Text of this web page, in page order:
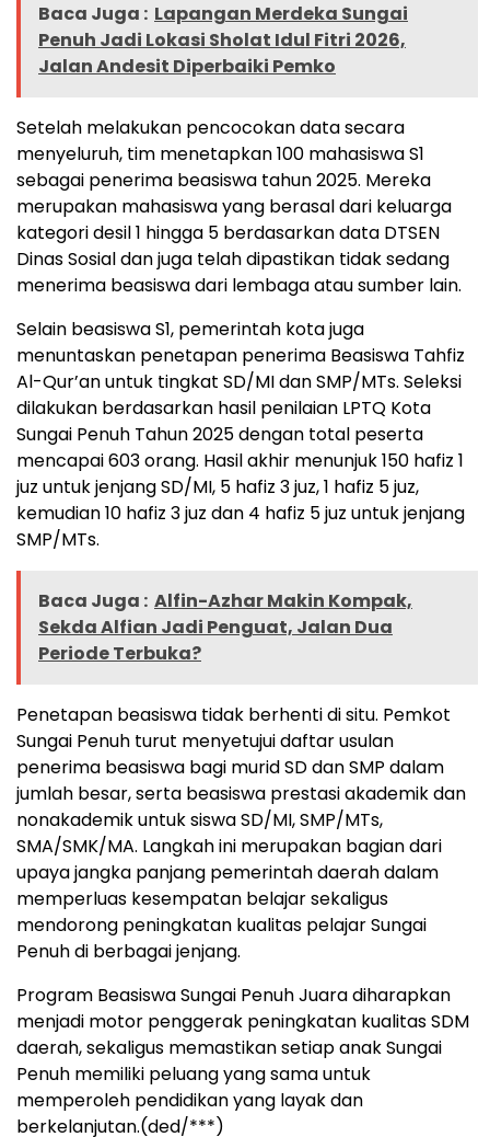
Baca Juga : Lapangan Merdeka Sungai
Penuh Jadi Lokasi Sholat Idul Fitri 2026,
Jalan Andesit Diperbaiki Pemko
Setelah melakukan pencocokan data secara
menyeluruh, tim menetapkan 100 mahasiswa S1
sebagai penerima beasiswa tahun 2025. Mereka
merupakan mahasiswa yang berasal dari keluarga
kategori desil 1 hingga 5 berdasarkan data DTSEN
Dinas Sosial dan juga telah dipastikan tidak sedang
menerima beasiswa dari lembaga atau sumber lain.
Selain beasiswa S1, pemerintah kota juga
menuntaskan penetapan penerima Beasiswa Tahfiz
Al-Qur’an untuk tingkat SD/MI dan SMP/MTs. Seleksi
dilakukan berdasarkan hasil penilaian LPTQ Kota
Sungai Penuh Tahun 2025 dengan total peserta
mencapai 603 orang. Hasil akhir menunjuk 150 hafiz 1
juz untuk jenjang SD/MI, 5 hafiz 3 juz, 1 hafiz 5 juz,
kemudian 10 hafiz 3 juz dan 4 hafiz 5 juz untuk jenjang
SMP/MTs.
Baca Juga : Alfin-Azhar Makin Kompak,
Sekda Alfian Jadi Penguat, Jalan Dua
Periode Terbuka?
Penetapan beasiswa tidak berhenti di situ. Pemkot
Sungai Penuh turut menyetujui daftar usulan
penerima beasiswa bagi murid SD dan SMP dalam
jumlah besar, serta beasiswa prestasi akademik dan
nonakademik untuk siswa SD/MI, SMP/MTs,
SMA/SMK/MA. Langkah ini merupakan bagian dari
upaya jangka panjang pemerintah daerah dalam
memperluas kesempatan belajar sekaligus
mendorong peningkatan kualitas pelajar Sungai
Penuh di berbagai jenjang.
Program Beasiswa Sungai Penuh Juara diharapkan
menjadi motor penggerak peningkatan kualitas SDM
daerah, sekaligus memastikan setiap anak Sungai
Penuh memiliki peluang yang sama untuk
memperoleh pendidikan yang layak dan
berkelanjutan.(ded/***)